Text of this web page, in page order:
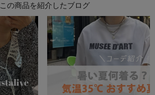
この商品を紹介したブログ